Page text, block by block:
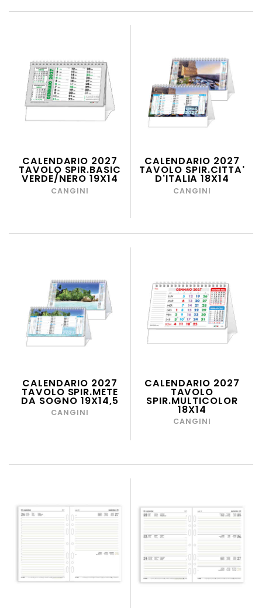
CALENDARIO 2027
TAVOLO SPIR.BASIC
VERDE/NERO 19X14
CANGINI
CALENDARIO 2027
TAVOLO SPIR.CITTA'
D'ITALIA 18X14
CANGINI
CALENDARIO 2027
TAVOLO SPIR.METE
DA SOGNO 19X14,5
CANGINI
CALENDARIO 2027
TAVOLO
SPIR.MULTICOLOR
18X14
CANGINI